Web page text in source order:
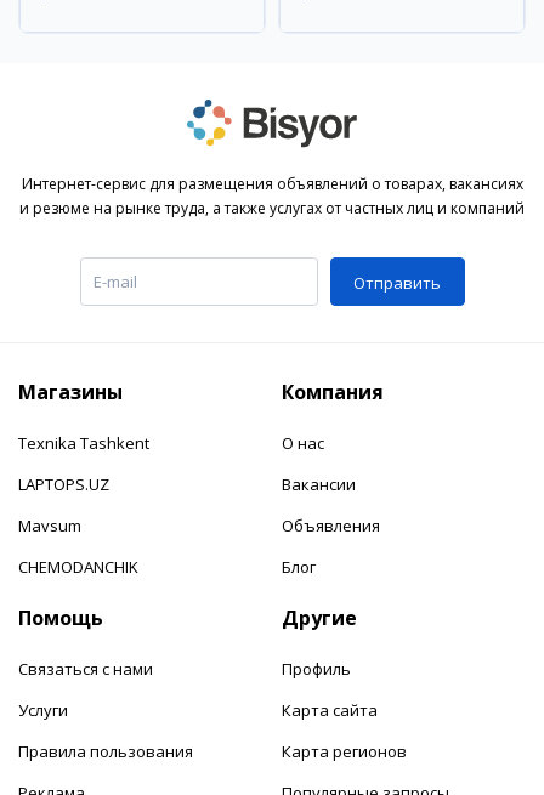
Интернет-сервис для размещения объявлений о товарах, вакансиях
и резюме на рынке труда, а также услугах от частных лиц и компаний
Отправить
Магазины
Texnika Tashkent
LAPTOPS.UZ
Mavsum
CHEMODANCHIK
Компания
О нас
Вакансии
Объявления
Блог
Помощь
Связаться с нами
Услуги
Правила пользования
Другие
Профиль
Карта сайта
Карта регионов